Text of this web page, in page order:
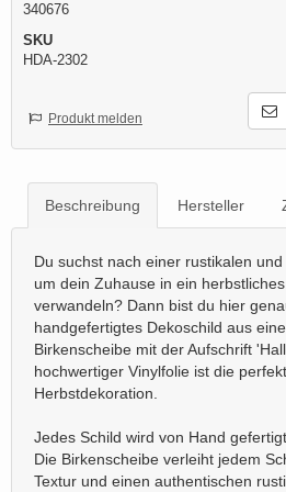
340676
SKU
HDA-2302
Produkt melden
Beschreibung Hersteller
Du suchst nach einer rustikalen
um dein Zuhause in ein
verwandeln? Dann bist du hier
handgefertigtes Dekoschild aus
Birkenscheibe mit der Aufschrift
hochwertiger Vinylfolie ist die
Herbstdekoration.
Jedes Schild wird von Hand
Die Birkenscheibe verleiht jedem
Textur und einen authentischen